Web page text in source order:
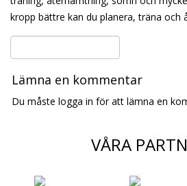
kropp bättre kan du planera, träna och
Lämna en kommentar
Du måste logga in för att lämna en
VÅRA